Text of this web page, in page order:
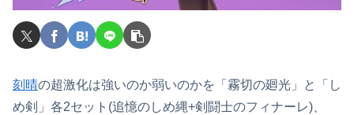
刻晴の超激化は強いのか弱いのかを「霧切の廻光」と「し
め剣」各2セット(追憶のしめ縄+剣闘士のフィナーレ)、